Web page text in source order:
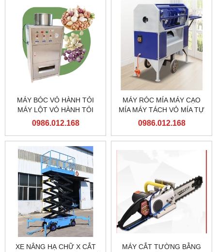
MÁY BÓC VỎ HÀNH TỎI
MÁY LỘT VỎ HÀNH TỎI
0986.012.168
MÁY RÓC MÍA MÁY CẠO
MÍA MÁY TÁCH VỎ MÍA TỰ
ĐỘNG
0986.012.168
XE NÂNG HẠ CHỮ X CẮT
MÁY CẮT TƯỜNG BẰNG